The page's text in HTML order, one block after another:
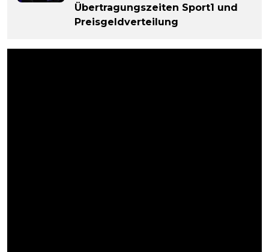
Übertragungszeiten Sport1 und
Preisgeldverteilung